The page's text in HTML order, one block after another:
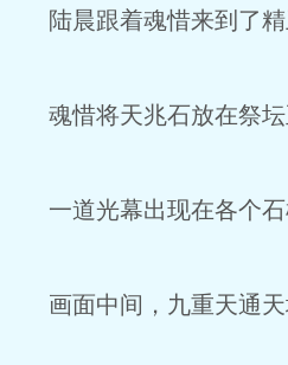
陆晨跟着魂惜来到了精
魂惜将天兆石放在祭坛
一道光幕出现在各个石
画面中间，九重天通天